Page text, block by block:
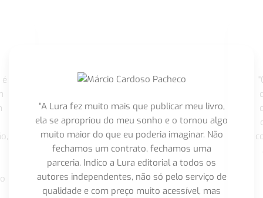
“A Lura fez muito mais que publicar meu livro,
ela se apropriou do meu sonho e o tornou algo
muito maior do que eu poderia imaginar. Não
fechamos um contrato, fechamos uma
parceria. Indico a Lura editorial a todos os
autores independentes, não só pelo serviço de
qualidade e com preço muito acessível, mas